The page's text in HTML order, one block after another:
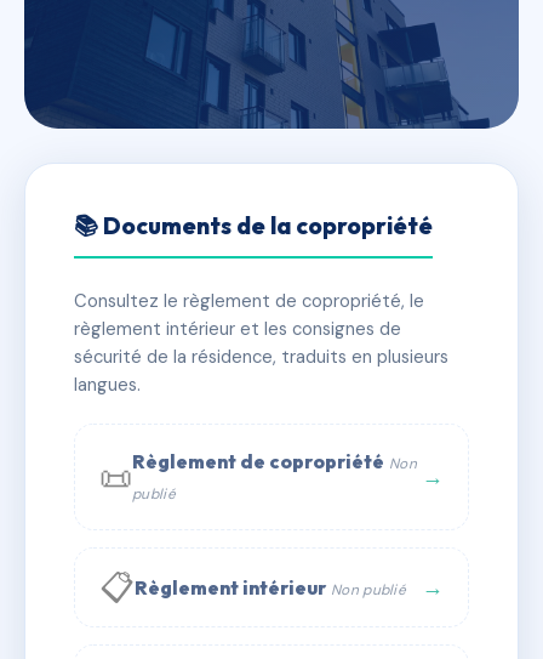
BALTIMORE
PLAGE
✓ Immatriculée 🏠 23 lots 🏗 1 bâtiment(s)
✉ Email
📚 Documents de la copropriété
Consultez le règlement de copropriété, le
règlement intérieur et les consignes de
sécurité de la résidence, traduits en plusieurs
langues.
📜Règlement de copropriété Non
publié
→
📋Règlement intérieur Non publié →